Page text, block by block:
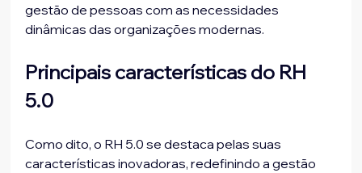
gestão de pessoas com as necessidades
dinâmicas das organizações modernas.
Principais características do RH
5.0
Como dito, o RH 5.0 se destaca pelas suas
características inovadoras, redefinindo a gestão